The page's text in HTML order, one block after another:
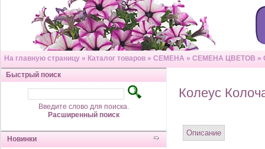
На главную страницу » Каталог товаров » СЕМЕНА » СЕМЕНА ЦВЕТОВ »
Быстрый поиск
Введите слово для поиска.
Расширенный поиск
Новинки
Колеус
Описание